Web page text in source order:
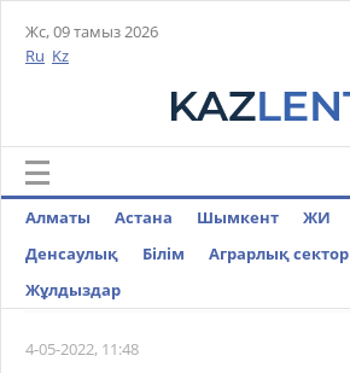
Жс, 09 тамыз 2026
Ru Kz
Алматы Астана Шымкент ЖИ
Денсаулық
Білім Аграрлық сектор
Жұлдыздар
4-05-2022, 11:48